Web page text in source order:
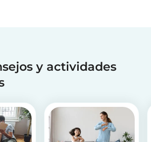
y actividades